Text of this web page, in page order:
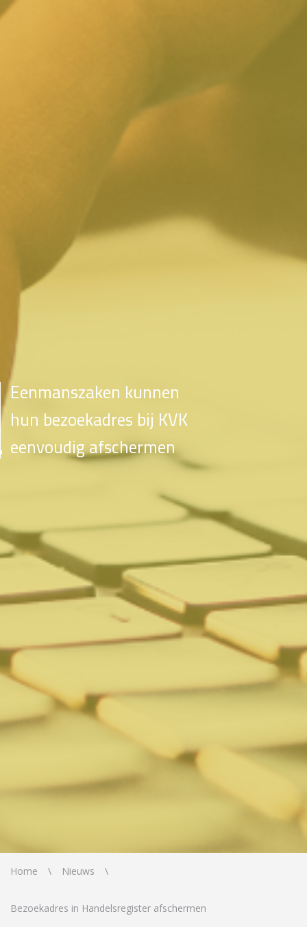
Eenmanszaken kunnen
hun bezoekadres bij KVK
eenvoudig afschermen
Home Nieuws
Bezoekadres in Handelsregister afschermen